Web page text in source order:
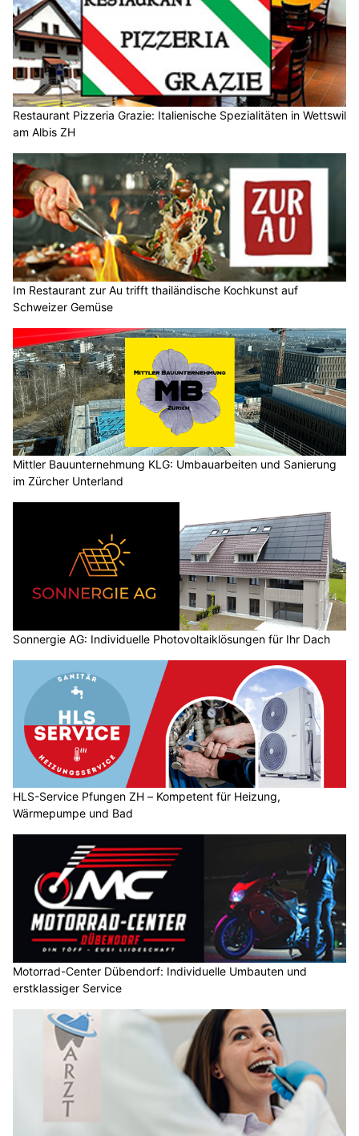
Restaurant Pizzeria Grazie: Italienische Spezialitäten in Wettswil
am Albis ZH
Im Restaurant zur Au trifft thailändische Kochkunst auf
Schweizer Gemüse
Mittler Bauunternehmung KLG: Umbauarbeiten und Sanierung
im Zürcher Unterland
Sonnergie AG: Individuelle Photovoltaiklösungen für Ihr Dach
HLS-Service Pfungen ZH – Kompetent für Heizung,
Wärmepumpe und Bad
Motorrad-Center Dübendorf: Individuelle Umbauten und
erstklassiger Service